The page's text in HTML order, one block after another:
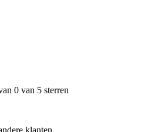
0 van 5 sterren
klanten.